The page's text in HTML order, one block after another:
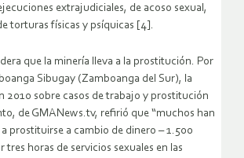
extrajudiciales, de acoso sexual,
torturas físicas y psíquicas [4].
que la minería lleva a la prostitución. Por
Sibugay (Zamboanga del Sur), la
2010 sobre casos de trabajo y prostitución
de GMANews.tv, refirió que “muchos han
prostituirse a cambio de dinero – 1.500
tres horas de servicios sexuales en las